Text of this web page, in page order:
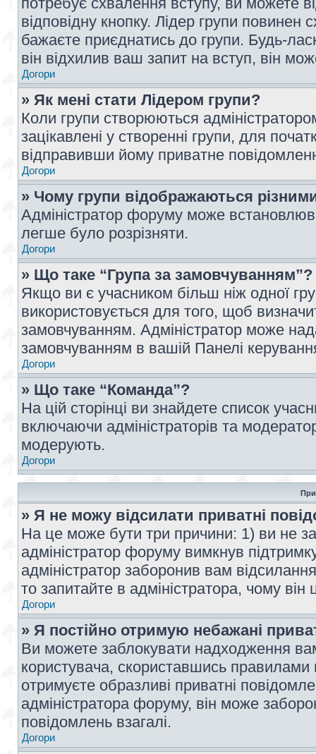
відповідну кнопку. Лідер групи
бажаєте приєднатись до групи. Будь-
він відхилив ваш запит на вступ, він
Догори
» Як мені стати Лідером групи?
Коли групи створюються
зацікавлені у створенні групи, для
відправивши йому приватне
Догори
» Чому групи відображаються
Адміністратор форуму може
легше було розрізняти.
Догори
» Що таке “Група за замовчуванням”?
Якщо ви є учасником більш ніж одної
використовується для того, щоб
замовчуванням. Адміністратор може
замовчуванням в вашій Панелі
Догори
» Що таке “Команда”?
На цій сторінці ви знайдете список
включаючи адміністраторів та
модерують.
Догори
» Я не можу відсилати приватні
На це може бути три причини: 1) ви не
адміністратор форуму вимкнув
адміністратор заборонив вам
то запитайте в адміністратора, чому він
Догори
» Я постійно отримую небажані
Ви можете заблокувати надходження
користувача, скориставшись
отримуєте образливі приватні
адміністратора форуму, він може
повідомлень взагалі.
Догори